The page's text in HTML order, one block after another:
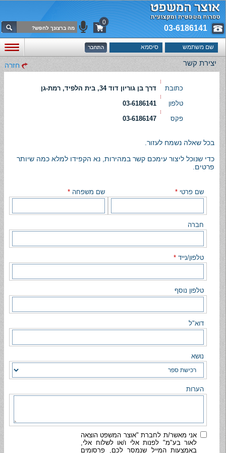
03-6186141
0
יצירת קשר חזרה
כתובת
דרך בן גוריון דוד 34, בית הלפיד, רמת-גן
טלפון
03-6186141
פקס
03-6186147
בכל שאלה נשמח לעזור.
כדי שנוכל ליצור עימכם קשר במהירות, נא הקפידו למלא כמה שיותר
פרטים.
שם פרטי * שם משפחה *
חברה
טלפון/נייד *
טלפון נוסף
דוא"ל
נושא
הערות
אני מאשר/ת לחברת "אוצר המשפט הוצאה
לאור בע"מ" לפנות אלי ו/או לשלוח אלי,
באמצעות המייל שנמסר לכם, פרסומים